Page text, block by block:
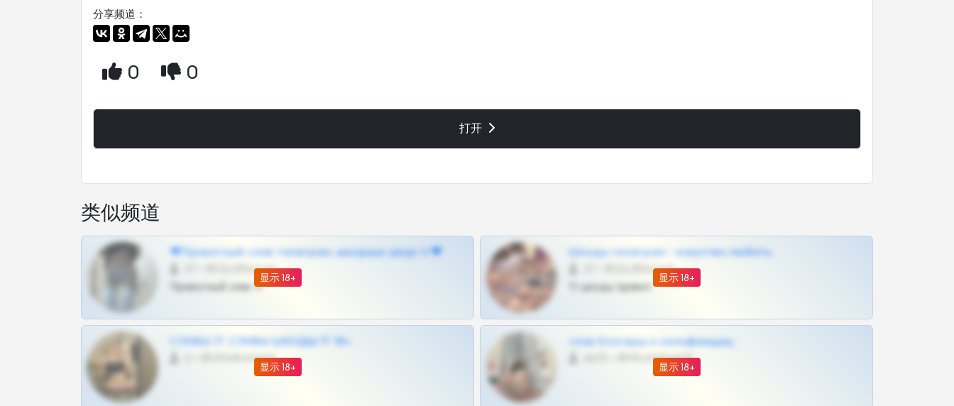
分享频道：
0 0
打开
类似频道
显示 18+
❤Приватный слив телеграм, шкодных шкур тг❤
@SZu3ll3sCatt_bot
Приватный слив тг
显示 18+
Шкоды телеграм - искуство любить
@SZu3ll3sCatt_bot
Тг шкоды приват
显示 18+
СЛИВЫ ТГ СЛИВЫ ШКОДЫ ТГ 18+
@VIPARHIVS55BOT
显示 18+
слив блогерш и онлифанщиц
@MILKPRIVATES39BOT